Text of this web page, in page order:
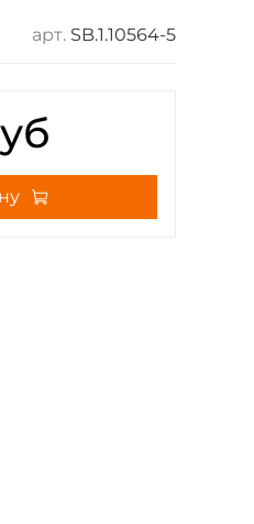
арт. SB.1.10564-5